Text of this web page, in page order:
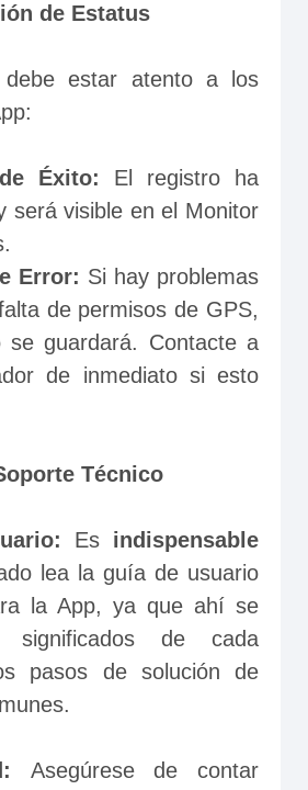
de Estatus
debe estar atento a los
Éxito: El registro ha
será visible en el Monitor
Error: Si hay problemas
de permisos de GPS,
se guardará. Contacte a
de inmediato si esto
Técnico
Es indispensable
lea la guía de usuario
la App, ya que ahí se
significados de cada
pasos de solución de
Asegúrese de contar